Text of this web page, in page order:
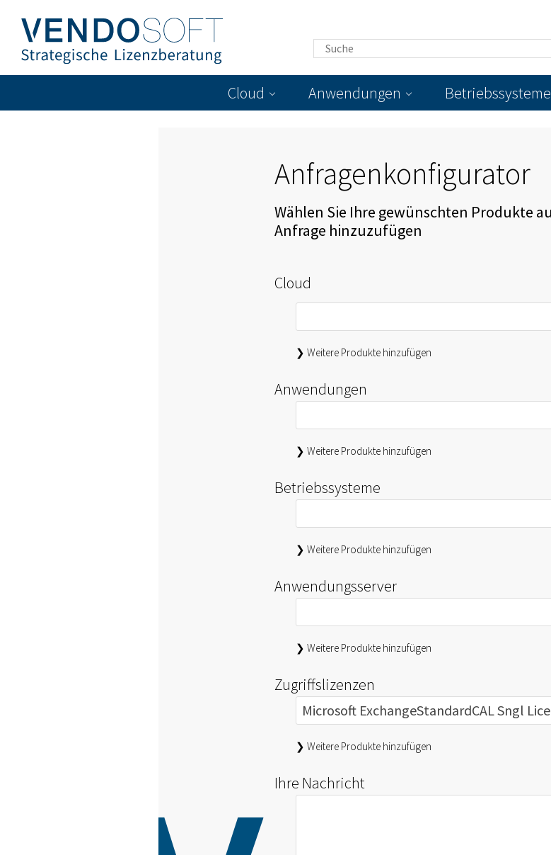
Cloud Anwendungen Betriebssysteme
Anfragenkonfigurator
Wählen Sie Ihre gewünschten Produkte
Anfrage hinzuzufügen
Cloud
❯ Weitere Produkte hinzufügen
Anwendungen
❯ Weitere Produkte hinzufügen
Betriebssysteme
❯ Weitere Produkte hinzufügen
Anwendungsserver
❯ Weitere Produkte hinzufügen
Zugriffslizenzen
❯ Weitere Produkte hinzufügen
Ihre Nachricht